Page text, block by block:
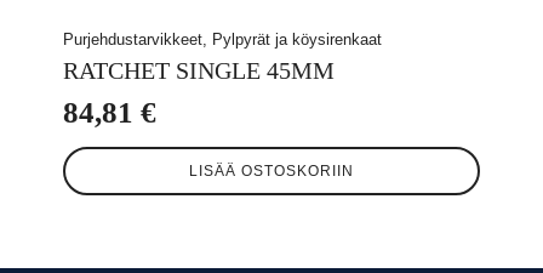
Purjehdustarvikkeet, Pylpyrät ja köysirenkaat
RATCHET SINGLE 45MM
84,81 €
LISÄÄ OSTOSKORIIN